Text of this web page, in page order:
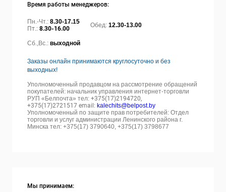
Время работы менеджеров:
Пн.-Чт.: 8.30-17.15
Пт.: 8.30-16.00 Обед: 12.30-13.00
Сб.,Вс.: выходной
Заказы онлайн принимаются круглосуточно и без
выходных!
Уполномоченный продавцом на рассмотрение обращений
покупателей: начальник управления интернет-торговли
РУП «Белпочта» тел: +375(17)2194720,
+375(17)2721517 email: kalechits@belpost.by
Уполномоченный по защите прав потребителей: Отдел
торговли и услуг администрации Ленинского района г.
Минска тел: +375(17) 3790640, +375(17) 3798677
Мы принимаем: